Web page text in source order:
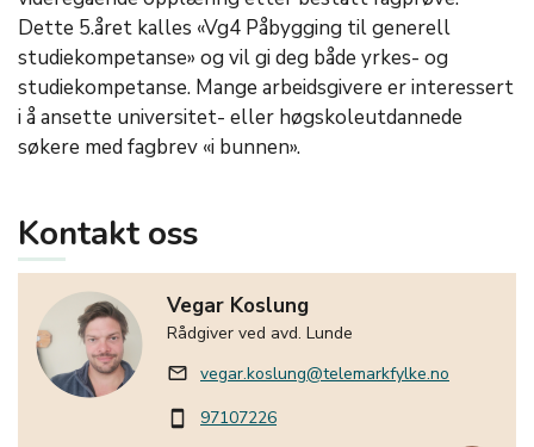
Dette 5.året kalles «Vg4 Påbygging til generell
studiekompetanse» og vil gi deg både yrkes- og
studiekompetanse. Mange arbeidsgivere er interessert
i å ansette universitet- eller høgskoleutdannede
søkere med fagbrev «i bunnen».
Kontakt oss
Vegar Koslung
Rådgiver ved avd. Lunde
mail_outline vegar.koslung@telemarkfylke.no
smartphone 97107226